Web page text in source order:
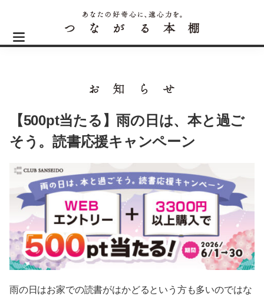
【500pt当たる】雨の日は、本と過ご
そう。読書応援キャンペーン
雨の日はお家での読書がはかどるという方も多いのではな